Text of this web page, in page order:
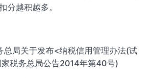
分越积越多。
总局关于发布<纳税信用管理办法(试
税务总局公告2014年第40号)